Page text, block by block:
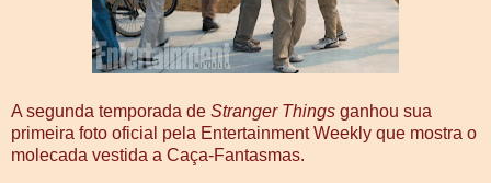
A segunda temporada de Stranger Things ganhou sua
primeira foto oficial pela Entertainment Weekly que mostra o
molecada vestida a Caça-Fantasmas.